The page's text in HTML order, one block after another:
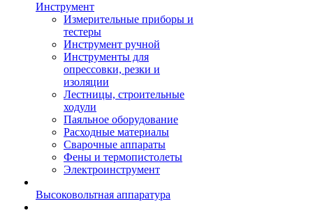
Инструмент
Измерительные приборы и
тестеры
Инструмент ручной
Инструменты для
опрессовки, резки и
изоляции
Лестницы, строительные
ходули
Паяльное оборудование
Расходные материалы
Сварочные аппараты
Фены и термопистолеты
Электроинструмент
Высоковольтная аппаратура